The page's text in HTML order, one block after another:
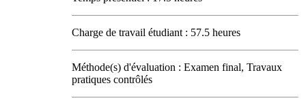
Charge de travail étudiant : 57.5 heures
Méthode(s) d'évaluation : Examen final, Travaux
pratiques contrôlés